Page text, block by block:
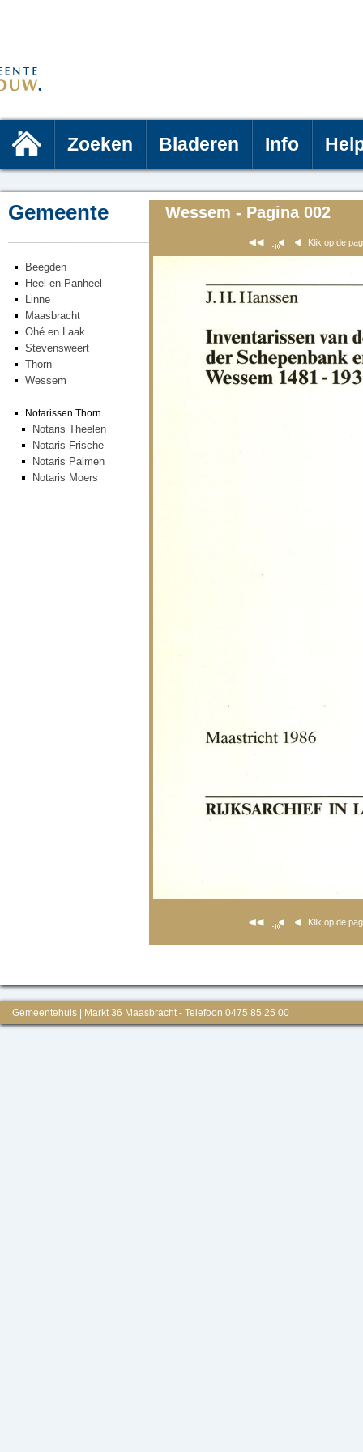
Zoeken Bladeren Info
Gemeente
Beegden
Heel en Panheel
Linne
Maasbracht
Ohé en Laak
Stevensweert
Thorn
Wessem
Notarissen Thorn
Notaris Theelen
Notaris Frische
Notaris Palmen
Notaris Moers
Wessem - Pagina 002
Klik op de
Klik op de
Gemeentehuis | Markt 36 Maasbracht - Telefoon 0475 85 25 00